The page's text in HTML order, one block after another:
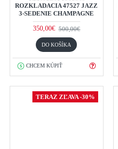
ROZKLADACIA 47527 JAZZ
3-SEDENIE CHAMPAGNE
350,00€ 500,00€
DO KOŠÍKA
CHCEM KÚPIŤ
TERAZ ZĽAVA -30%